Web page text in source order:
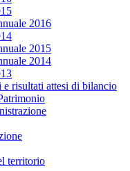
2016
2015
2014
risultati attesi di bilancio
territorio